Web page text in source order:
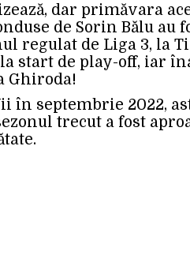
dar primăvara
de Sorin Bălu au
regulat de Liga 3, la
start de play-off, iar
Ghiroda!
în septembrie 2022,
trecut a fost